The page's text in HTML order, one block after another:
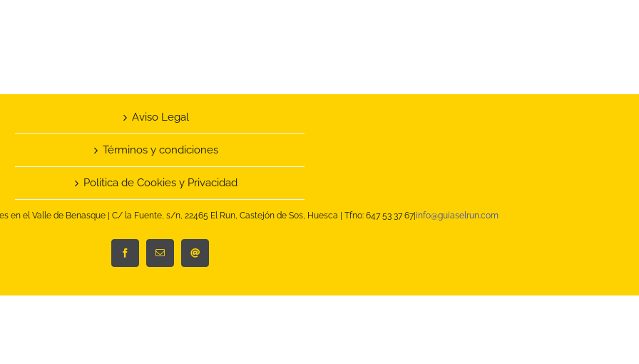
Aviso Legal
Términos y condiciones
Politica de Cookies y Privacidad
en el Valle de Benasque | C/ la Fuente, s/n, 22465 El Run, Castejón de Sos, Huesca | Tfno: 647 53 37 67| info@guiaselrun.com
FacebookCorreo
electrónico
Instagram